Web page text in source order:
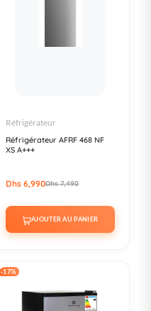
Réfrigérateur
Réfrigérateur AFRF 468 NF
XS A+++ ​
Dhs 6,990Dhs 7,490
AJOUTER AU PANIER
-17%